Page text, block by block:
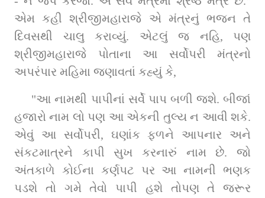
એમ કહી શ્રીજીમહારાજે એ મંત્રનું ભજન તે
દિવસથી ચાલુ કરાવ્યું. એટલું જ નહિ, પણ
શ્રીજીમહારાજે પોતાના આ સર્વોપરી મંત્રનો
અપરંપાર મહિમા જણાવતાં કહ્યું કે,
"આ નામથી પાપીનાં સર્વે પાપ બળી જશે. બીજાં
હજારો નામ લો પણ આ એકની તુલ્ય ન આવી શકે.
એવું આ સર્વોપરી, ઘણાંક ફળને આપનાર અને
સંકટમાત્રને કાપી સુખ કરનારું નામ છે. જો
અંતકાળે કોઈના કર્ણપટ પર આ નામની ભણક
પડશે તો ગમે તેવો પાપી હશે તોપણ તે જરૂર